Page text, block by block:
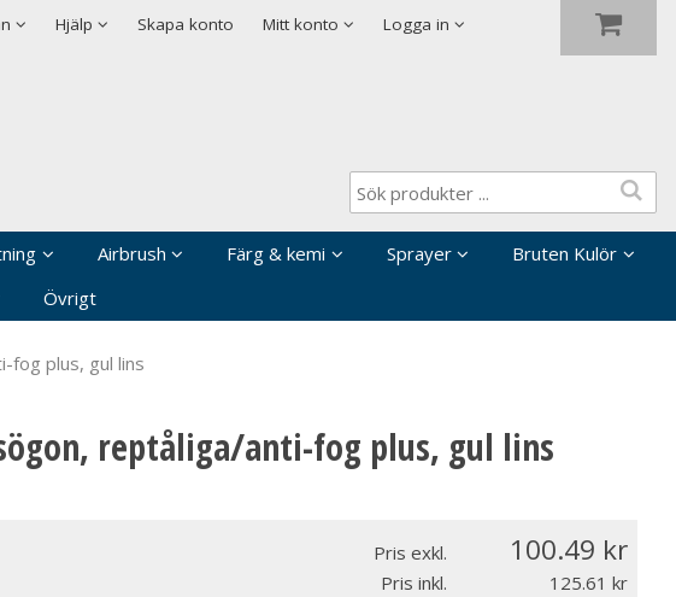
Hjälp Skapa konto Mitt konto Logga in
nytt konto
Airbrush Färg & kemi Sprayer
Bruten Kulör
Övrigt
fog plus, gul lins
reptåliga/anti-fog plus, gul lins
Pris exkl. 100.49
Pris inkl. 125.61